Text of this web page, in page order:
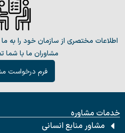
اطلاعات مختصری از سازمان خود را به ما
مشاوران ما با شما
فرم درخواست
خدمات مشاوره
مشاور منابع انسانی